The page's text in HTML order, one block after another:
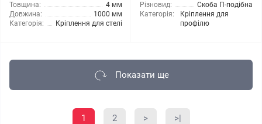
Товщина:
4 мм
Довжина:
1000 мм
Категорія:
Кріплення для стелі
Різновид:
Скоба П-подібна
Категорія:
Кріплення для
профілю
Показати ще
1 2 > >|